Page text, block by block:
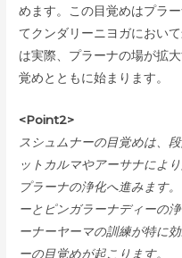
めます。この目覚めはプラ
てクンダリーニヨガにおい
は実際、プラーナの場が拡
覚めとともに始まります。
<Point2>
スシュムナーの目覚めは、
ットカルマやアーサナによ
プラーナの浄化へ進みます
ーとピンガラーナディーの
ーナーヤーマの訓練が特に
ーの目覚めが起こります。